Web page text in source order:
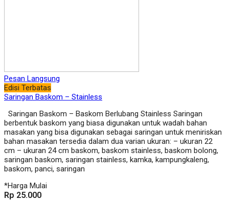
Pesan Langsung
Edisi Terbatas
Saringan Baskom – Stainless
Saringan Baskom – Baskom Berlubang Stainless Saringan
berbentuk baskom yang biasa digunakan untuk wadah bahan
masakan yang bisa digunakan sebagai saringan untuk meniriskan
bahan masakan tersedia dalam dua varian ukuran: – ukuran 22
cm – ukuran 24 cm baskom, baskom stainless, baskom bolong,
saringan baskom, saringan stainless, kamka, kampungkaleng,
baskom, panci, saringan
*Harga Mulai
Rp 25.000